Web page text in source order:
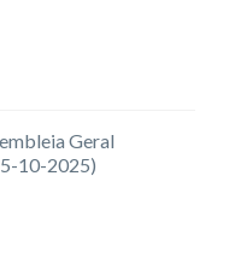
Geral
10-2025)